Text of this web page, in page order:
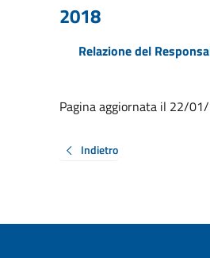
2018
Relazione del
Pagina aggiornata il 22/
Indietro